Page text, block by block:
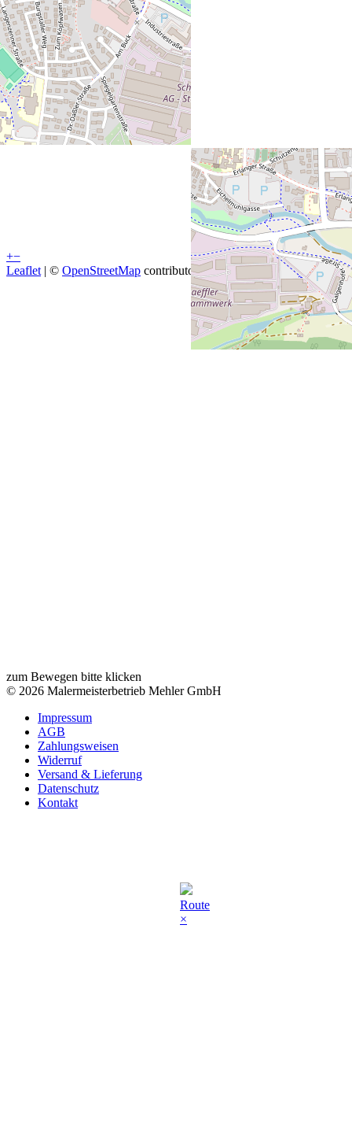
Route
×
+−
Leaflet | © OpenStreetMap contributors
zum Bewegen bitte klicken
© 2026 Malermeisterbetrieb Mehler GmbH
Impressum
AGB
Zahlungsweisen
Widerruf
Versand & Lieferung
Datenschutz
Kontakt